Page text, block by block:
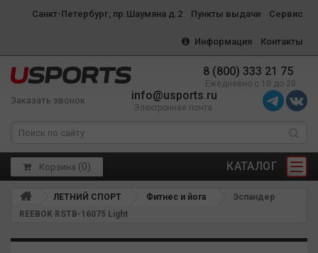
Санкт-Петербург, пр.Шаумяна д.2 Пункты выдачи Сервис
Информация Контакты
8 (800) 333 21 75
Ежедневно с 10 до 20
Заказать звонок info@usports.ru
Электронная почта
КАТАЛОГ
Корзина (0)
ЛЕТНИЙ СПОРТ Фитнес и йога
Эспандер
REEBOK RSTB-16075 Light